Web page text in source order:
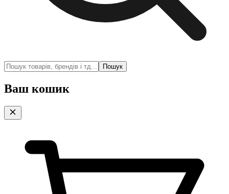
Пошук
Ваш кошик